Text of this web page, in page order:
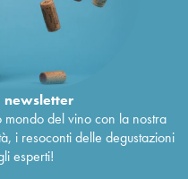
newsletter
del vino con la nostra
i resoconti delle degustazioni
esperti!